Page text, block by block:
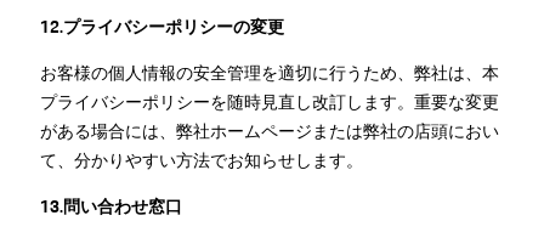
12.プライバシーポリシーの変更
お客様の個人情報の安全管理を適切に行うため、弊社は、本
プライバシーポリシーを随時見直し改訂します。重要な変更
がある場合には、弊社ホームページまたは弊社の店頭におい
て、分かりやすい方法でお知らせします。
13.問い合わせ窓口